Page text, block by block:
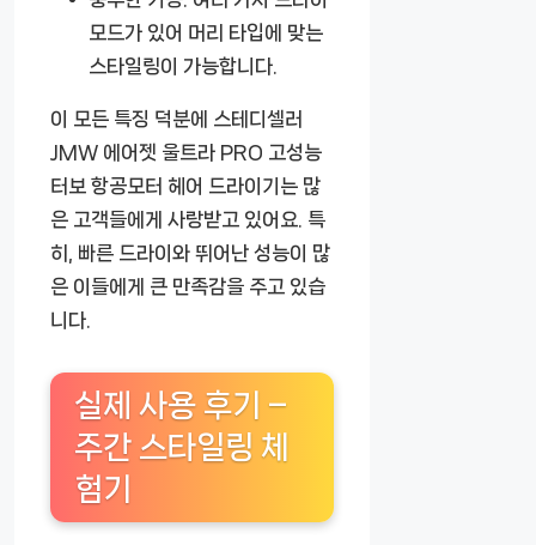
모드가 있어 머리 타입에 맞는
스타일링이 가능합니다.
이 모든 특징 덕분에 스테디셀러
JMW 에어젯 울트라 PRO 고성능
터보 항공모터 헤어 드라이기 는 많
은 고객들에게 사랑받고 있어요. 특
히, 빠른 드라이와 뛰어난 성능이 많
은 이들에게 큰 만족감을 주고 있습
니다.
실제 사용 후기 –
주간 스타일링 체
험기